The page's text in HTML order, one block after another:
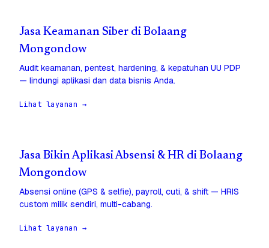
Jasa Keamanan Siber di Bolaang
Mongondow
Audit keamanan, pentest, hardening, & kepatuhan UU PDP
— lindungi aplikasi dan data bisnis Anda.
Lihat layanan →
Jasa Bikin Aplikasi Absensi & HR di Bolaang
Mongondow
Absensi online (GPS & selfie), payroll, cuti, & shift — HRIS
custom milik sendiri, multi-cabang.
Lihat layanan →